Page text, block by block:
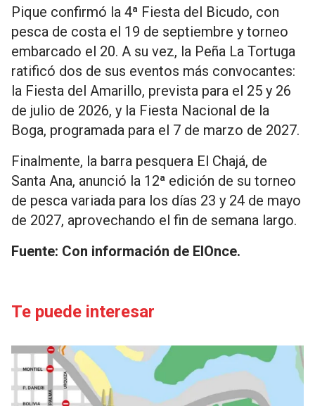
Pique confirmó la 4ª Fiesta del Bicudo, con
pesca de costa el 19 de septiembre y torneo
embarcado el 20. A su vez, la Peña La Tortuga
ratificó dos de sus eventos más convocantes:
la Fiesta del Amarillo, prevista para el 25 y 26
de julio de 2026, y la Fiesta Nacional de la
Boga, programada para el 7 de marzo de 2027.
Finalmente, la barra pesquera El Chajá, de
Santa Ana, anunció la 12ª edición de su torneo
de pesca variada para los días 23 y 24 de mayo
de 2027, aprovechando el fin de semana largo.
Fuente: Con información de ElOnce.
Te puede interesar